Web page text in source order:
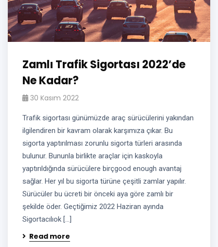
Zamlı Trafik Sigortası 2022’de
Ne Kadar?
30 Kasım 2022
Trafik sigortası günümüzde araç sürücülerini yakından
ilgilendiren bir kavram olarak karşımıza çıkar. Bu
sigorta yaptırılması zorunlu sigorta türleri arasında
bulunur. Bununla birlikte araçlar için kaskoyla
yaptırıldığında sürücülere birçgood enough avantaj
sağlar. Her yıl bu sigorta türüne çeşitli zamlar yapılır.
Sürücüler bu ücreti bir önceki aya göre zamlı bir
şekilde öder. Geçtiğimiz 2022 Haziran ayında
Sigortacılıok […]
Read more